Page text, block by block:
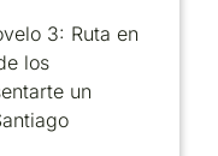
3: Ruta en
los
un